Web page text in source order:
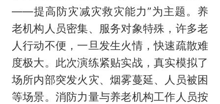
——提高防灾减灾救灾能力”为主题。养
老机构人员密集、服务对象特殊，许多老
人行动不便，一旦发生火情，快速疏散难
度极大。此次演练紧贴实战，真实模拟了
场所内部突发火灾、烟雾蔓延、人员被困
等场景。消防力量与养老机构工作人员按